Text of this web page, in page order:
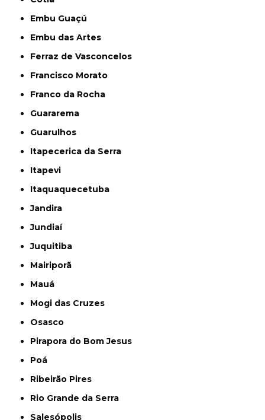
Embu Guaçú
Embu das Artes
Ferraz de Vasconcelos
Francisco Morato
Franco da Rocha
Guararema
Guarulhos
Itapecerica da Serra
Itapevi
Itaquaquecetuba
Jandira
Jundiaí
Juquitiba
Mairiporã
Mauá
Mogi das Cruzes
Osasco
Pirapora do Bom Jesus
Poá
Ribeirão Pires
Rio Grande da Serra
Salesópolis